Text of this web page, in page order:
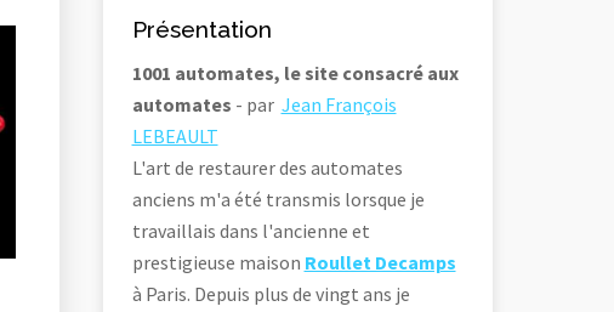
Présentation
1001 automates, le site consacré aux
automates - par Jean François
LEBEAULT
L'art de restaurer des automates
anciens m'a été transmis lorsque je
travaillais dans l'ancienne et
prestigieuse maison Roullet Decamps
à Paris. Depuis plus de vingt ans je